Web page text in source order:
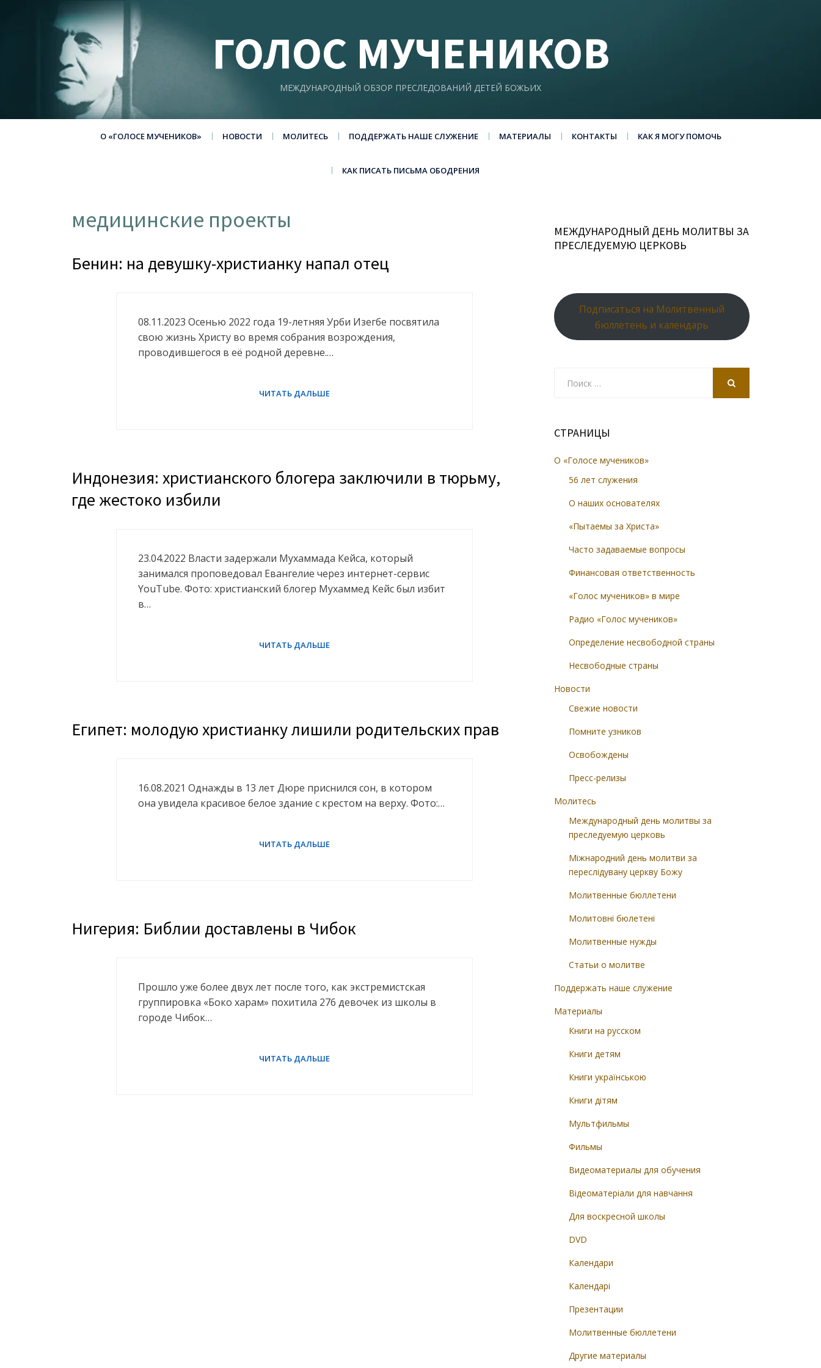
ГОЛОС МУЧЕНИКОВ
МЕЖДУНАРОДНЫЙ ОБЗОР ПРЕСЛЕДОВАНИЙ ДЕТЕЙ БОЖЬИХ
О «ГОЛОСЕ МУЧЕНИКОВ» НОВОСТИ МОЛИТЕСЬ ПОДДЕРЖАТЬ НАШЕ СЛУЖЕНИЕ МАТЕРИАЛЫ КОНТАКТЫ КАК Я МОГУ ПОМОЧЬ
КАК ПИСАТЬ ПИСЬМА ОБОДРЕНИЯ
медицинские проекты
Бенин: на девушку-христианку напал отец
08.11.2023 Осенью 2022 года 19-летняя Урби Изегбе посвятила
свою жизнь Христу во время собрания возрождения,
проводившегося в её родной деревне.…
Индонезия: христианского блогера заключили в тюрьму,
где жестоко избили
23.04.2022 Власти задержали Мухаммада Кейса, который
занимался проповедовал Евангелие через интернет-сервис
YouTube. Фото: христианский блогер Мухаммед Кейс был избит
в…
Египет: молодую христианку лишили родительских прав
16.08.2021 Однажды в 13 лет Дюре приснился сон, в котором
она увидела красивое белое здание с крестом на верху. Фото:…
Нигерия: Библии доставлены в Чибок
Прошло уже более двух лет после того, как экстремистская
группировка «Боко харам» похитила 276 девочек из школы в
городе Чибок…
МЕЖДУНАРОДНЫЙ ДЕНЬ МОЛИТВЫ ЗА
ПРЕСЛЕДУЕМУЮ ЦЕРКОВЬ
Подписаться на Молитвенный
бюллетень и календарь
СТРАНИЦЫ
О «Голосе мучеников»
56 лет служения
О наших основателях
«Пытаемы за Христа»
Часто задаваемые вопросы
Финансовая ответственность
«Голос мучеников» в мире
Радио «Голос мучеников»
Определение несвободной страны
Несвободные страны
Новости
Свежие новости
Помните узников
Освобождены
Пресс-релизы
Молитесь
Международный день молитвы за
преследуемую церковь
Міжнародний день молитви за
переслідувану церкву Божу
Молитвенные бюллетени
Молитовні бюлетені
Молитвенные нужды
Статьи о молитве
Поддержать наше служение
Материалы
Книги на русском
Книги детям
Книги українською
Книги дітям
Мультфильмы
Фильмы
Видеоматериалы для обучения
Відеоматеріали для навчання
Для воскресной школы
DVD
Календари
Календарі
Презентации
Молитвенные бюллетени
Другие материалы